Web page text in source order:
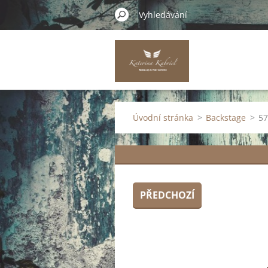
Úvodní stránka > Backstage >
PŘEDCHOZÍ